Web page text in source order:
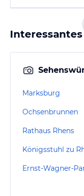
Marksburg
Ochsenbrunnen
Rathaus Rhens
Königsstuhl zu
Ernst-Wagner-